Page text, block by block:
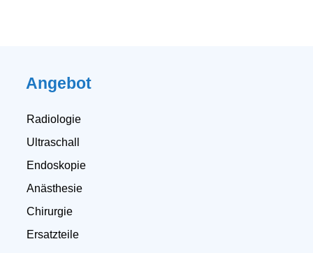
Angebot
Radiologie
Ultraschall
Endoskopie
Anästhesie
Chirurgie
Ersatzteile